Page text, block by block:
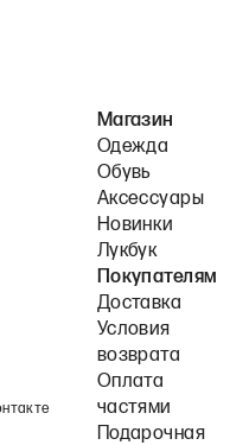
Магазин
Одежда
Обувь
Аксессуары
Новинки
Лукбук
Покупателям
Доставка
Условия
возврата
Оплата
частями
Подарочная